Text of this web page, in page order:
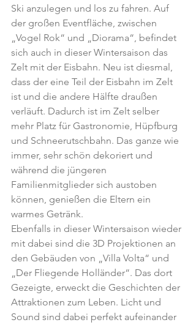
Ski anzulegen und los zu fahren. Auf
der großen Eventfläche, zwischen
„Vogel Rok“ und „Diorama“, befindet
sich auch in dieser Wintersaison das
Zelt mit der Eisbahn. Neu ist diesmal,
dass der eine Teil der Eisbahn im Zelt
ist und die andere Hälfte draußen
verläuft. Dadurch ist im Zelt selber
mehr Platz für Gastronomie, Hüpfburg
und Schneerutschbahn. Das ganze wie
immer, sehr schön dekoriert und
während die jüngeren
Familienmitglieder sich austoben
können, genießen die Eltern ein
warmes Getränk.
Ebenfalls in dieser Wintersaison wieder
mit dabei sind die 3D Projektionen an
den Gebäuden von „Villa Volta“ und
„Der Fliegende Holländer“. Das dort
Gezeigte, erweckt die Geschichten der
Attraktionen zum Leben. Licht und
Sound sind dabei perfekt aufeinander